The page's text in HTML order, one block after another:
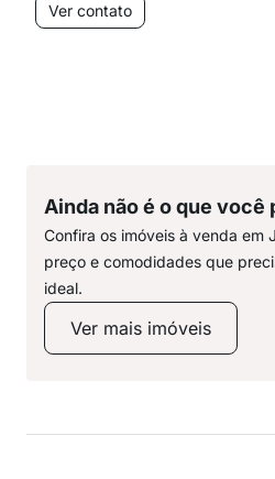
Ver contato
Ainda não é o que você
Confira os imóveis à venda em
preço e comodidades que
ideal.
Ver mais imóveis